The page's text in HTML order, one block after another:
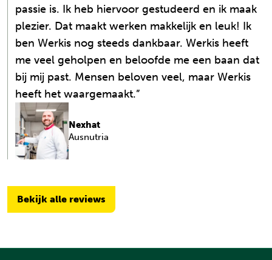
Nexhat
Ausnutria
passie is. Ik heb hiervoor gestudeerd en ik maak
plezier. Dat maakt werken makkelijk en leuk! Ik
ben Werkis nog steeds dankbaar. Werkis heeft
me veel geholpen en beloofde me een baan dat
bij mij past. Mensen beloven veel, maar Werkis
heeft het waargemaakt.”
Bekijk alle reviews